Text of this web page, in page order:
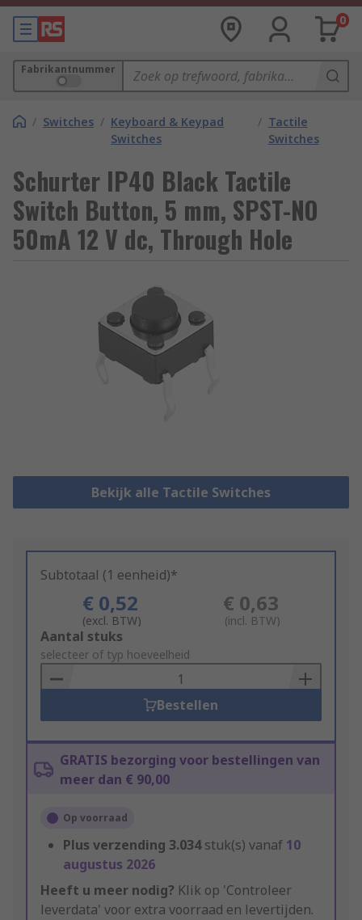
0
Fabrikantnummer
/ Switches / Keyboard & Keypad
Switches
/ Tactile
Switches
Schurter IP40 Black Tactile
Switch Button, 5 mm, SPST-NO
50mA 12 V dc, Through Hole
Bekijk alle Tactile Switches
Subtotaal (1 eenheid)*
€ 0,52
(excl. BTW)
€ 0,63
(incl. BTW)
Add
to
Basket
Aantal stuks
selecteer of typ hoeveelheid
Bestellen
GRATIS bezorging voor bestellingen van
meer dan € 90,00
Op voorraad
Plus verzending 3.034stuk(s) vanaf 10
augustus 2026
Heeft u meer nodig? Klik op 'Controleer
leverdata' voor extra voorraad en levertijden.